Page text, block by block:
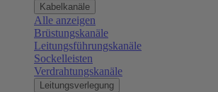
Kabelkanäle
Alle anzeigen
Brüstungskanäle
Leitungsführungskanäle
Sockelleisten
Verdrahtungskanäle
Leitungsverlegung